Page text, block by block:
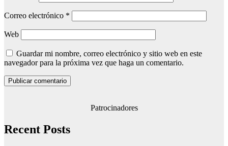
Correo electrónico *
Web
Guardar mi nombre, correo electrónico y sitio web en este
navegador para la próxima vez que haga un comentario.
Patrocinadores
Recent Posts